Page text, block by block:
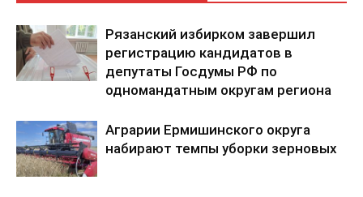
Рязанский избирком завершил
регистрацию кандидатов в
депутаты Госдумы РФ по
одномандатным округам региона
Аграрии Ермишинского округа
набирают темпы уборки зерновых